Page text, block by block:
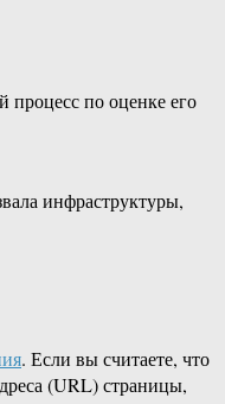
процесс по оценке его
инфраструктуры,
. Если вы считаете, что
(URL) страницы,